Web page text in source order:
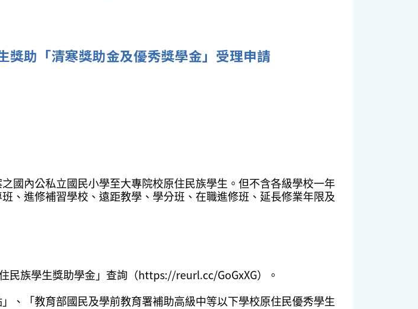
助「清寒獎助金及優秀獎學金」受理申請
國內公私立國民小學至大專院校原住民族學生。但不含各級學校一年
、進修補習學校、遠距教學、學分班、在職進修班、延長修業年限及
民族學生獎助學金」查詢（https://reurl.cc/GoGxXG）。
、「教育部國民及學前教育署補助高級中等以下學校原住民優秀學生